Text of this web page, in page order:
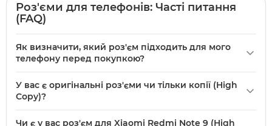
Роз'єми для телефонів: Часті питання
(FAQ)
Як визначити, який роз'єм підходить для мого
телефону перед покупкою?
«Конектори для телефонів», перевірте фізичний порт
каталозі є 157 товарів для популярних брендів, почати
У вас є оригінальні роз'єми чи тільки копії (High
Copy)?
Чи є у вас роз'єм для Xiaomi Redmi Note 9 (High